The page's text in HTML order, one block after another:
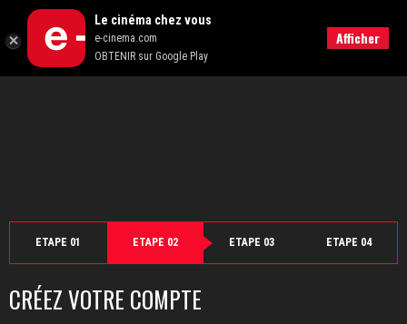
ETAPE 01 ETAPE 02 ETAPE 03 ETAPE 04
CRÉEZ VOTRE COMPTE
Retour Le cinéma chez vous
e-cinema.com
OBTENIR sur Google Play
Afficher